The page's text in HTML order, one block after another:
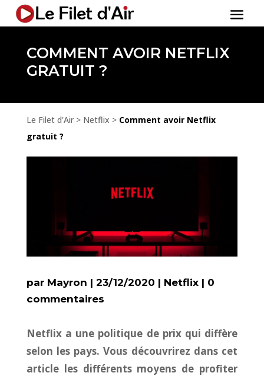
COMMENT AVOIR NETFLIX
GRATUIT ?
Le Filet d'Air> Netflix > Comment avoir Netflix
gratuit ?
par Mayron | 23/12/2020 | Netflix| 0
commentaires
Netflix a une politique de prix qui diffère
selon les pays. Vous découvrirez dans cet
article les différents moyens de profiter